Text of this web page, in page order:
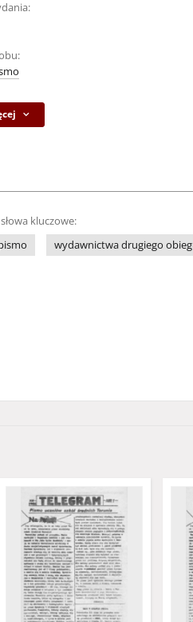
kluczowe:
wydawnictwa drugiego